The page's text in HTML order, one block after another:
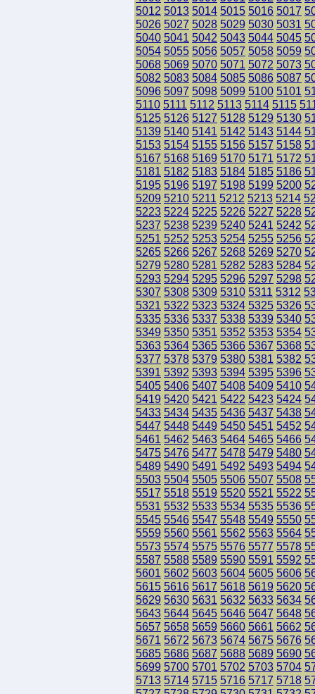
5012 5013 5014 5015 5016 5017
5026 5027 5028 5029 5030 5031
5040 5041 5042 5043 5044 5045
5054 5055 5056 5057 5058 5059
5068 5069 5070 5071 5072 5073
5082 5083 5084 5085 5086 5087
5096 5097 5098 5099 5100 5101
5110 5111 5112 5113 5114 5115
5125 5126 5127 5128 5129 5130
5139 5140 5141 5142 5143 5144
5153 5154 5155 5156 5157 5158
5167 5168 5169 5170 5171 5172
5181 5182 5183 5184 5185 5186
5195 5196 5197 5198 5199 5200
5209 5210 5211 5212 5213 5214
5223 5224 5225 5226 5227 5228
5237 5238 5239 5240 5241 5242
5251 5252 5253 5254 5255 5256
5265 5266 5267 5268 5269 5270
5279 5280 5281 5282 5283 5284
5293 5294 5295 5296 5297 5298
5307 5308 5309 5310 5311 5312
5321 5322 5323 5324 5325 5326
5335 5336 5337 5338 5339 5340
5349 5350 5351 5352 5353 5354
5363 5364 5365 5366 5367 5368
5377 5378 5379 5380 5381 5382
5391 5392 5393 5394 5395 5396
5405 5406 5407 5408 5409 5410
5419 5420 5421 5422 5423 5424
5433 5434 5435 5436 5437 5438
5447 5448 5449 5450 5451 5452
5461 5462 5463 5464 5465 5466
5475 5476 5477 5478 5479 5480
5489 5490 5491 5492 5493 5494
5503 5504 5505 5506 5507 5508
5517 5518 5519 5520 5521 5522
5531 5532 5533 5534 5535 5536
5545 5546 5547 5548 5549 5550
5559 5560 5561 5562 5563 5564
5573 5574 5575 5576 5577 5578
5587 5588 5589 5590 5591 5592
5601 5602 5603 5604 5605 5606
5615 5616 5617 5618 5619 5620
5629 5630 5631 5632 5633 5634
5643 5644 5645 5646 5647 5648
5657 5658 5659 5660 5661 5662
5671 5672 5673 5674 5675 5676
5685 5686 5687 5688 5689 5690
5699 5700 5701 5702 5703 5704
5713 5714 5715 5716 5717 5718